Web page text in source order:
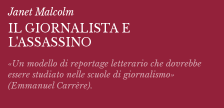
Janet Malcolm
IL GIORNALISTA E
L'ASSASSINO
«Un modello di reportage letterario che dovrebbe
essere studiato nelle scuole di giornalismo»
(Emmanuel Carrère).